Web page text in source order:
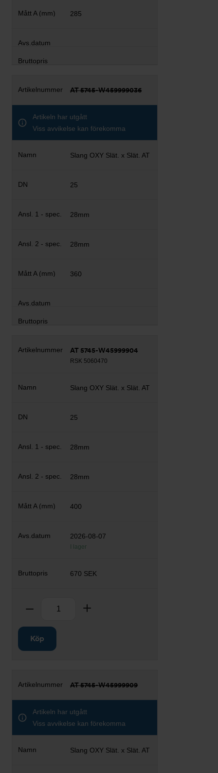
285
AT 5745-W459999036
Artikeln har utgått
Viss avvikelse kan förekomma
Slang OXY Slät. x Slät. AT
25
28mm
28mm
360
AT 5745-W45999904
RSK 5060470
Slang OXY Slät. x Slät. AT
25
28mm
28mm
400
2026-08-07
I lager
670 SEK
Ta bort
Köp
AT 5745-W45999909
Artikeln har utgått
Viss avvikelse kan förekomma
Slang OXY Slät. x Slät. AT